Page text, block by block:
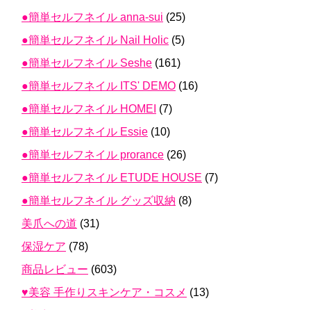
●簡単セルフネイル anna-sui (25)
●簡単セルフネイル Nail Holic (5)
●簡単セルフネイル Seshe (161)
●簡単セルフネイル ITS' DEMO (16)
●簡単セルフネイル HOMEI (7)
●簡単セルフネイル Essie (10)
●簡単セルフネイル prorance (26)
●簡単セルフネイル ETUDE HOUSE (7)
●簡単セルフネイル グッズ収納 (8)
美爪への道 (31)
保湿ケア (78)
商品レビュー (603)
♥美容 手作りスキンケア・コスメ (13)